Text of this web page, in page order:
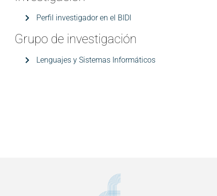
Perfil investigador en el BIDI
Grupo de investigación
Lenguajes y Sistemas Informáticos